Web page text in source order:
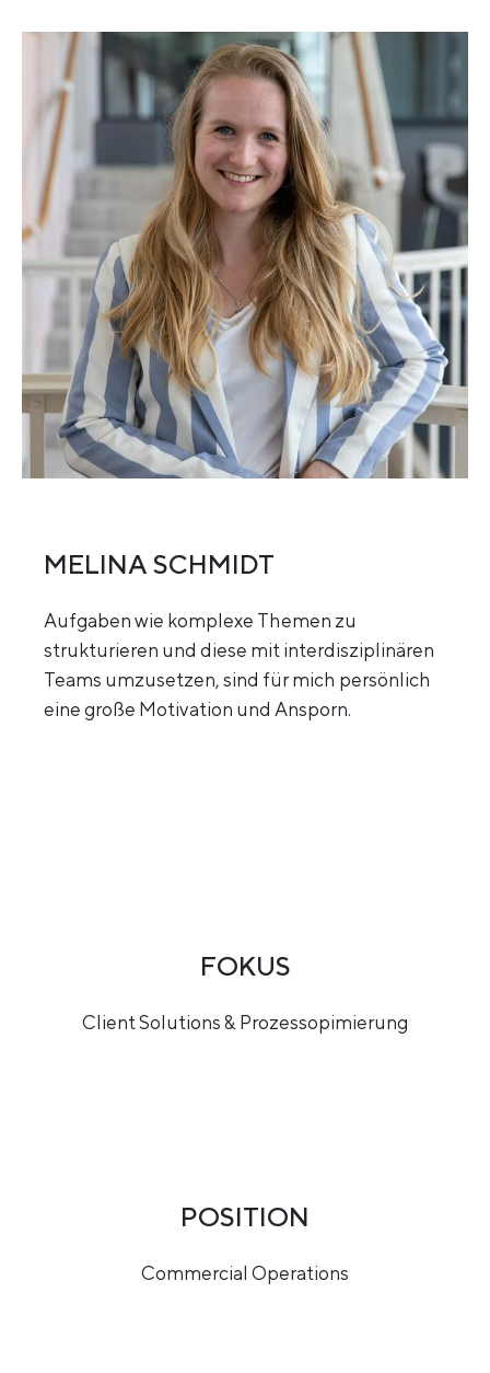
MELINA SCHMIDT
Aufgaben wie komplexe Themen zu
strukturieren und diese mit interdisziplinären
Teams umzusetzen, sind für mich persönlich
eine große Motivation und Ansporn.
FOKUS
Client Solutions & Prozessopimierung
POSITION
Commercial Operations